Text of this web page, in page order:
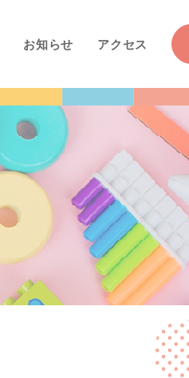
お知らせ アクセス